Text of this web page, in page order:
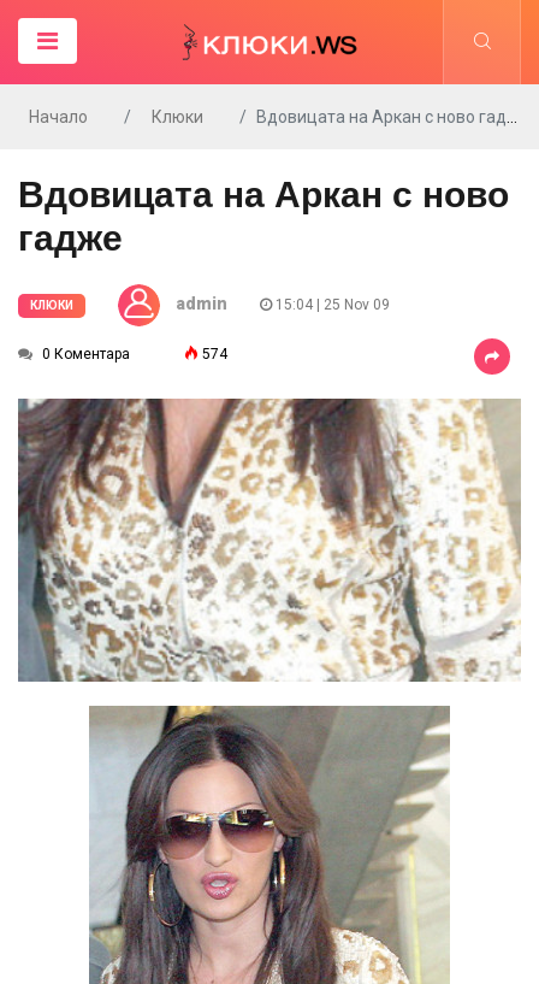
Начало Клюки Вдовицата на Аркан с ново гадже
Вдовицата на Аркан с ново
гадже
КЛЮКИ admin 15:04 | 25 Nov 09
0 Коментара 574